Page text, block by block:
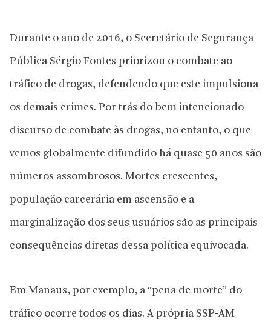
Durante o ano de 2016, o Secretário de Segurança
Pública Sérgio Fontes priorizou o combate ao
tráfico de drogas, defendendo que este impulsiona
os demais crimes. Por trás do bem intencionado
discurso de combate às drogas, no entanto, o que
vemos globalmente difundido há quase 50 anos são
números assombrosos. Mortes crescentes,
população carcerária em ascensão e a
marginalização dos seus usuários são as principais
consequências diretas dessa política equivocada.
Em Manaus, por exemplo, a “pena de morte” do
tráfico ocorre todos os dias. A própria SSP-AM